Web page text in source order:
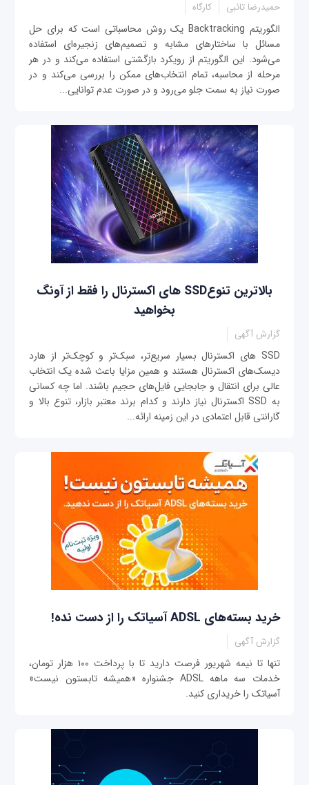
حمیدرضا تائبی کارگاه
الگوریتم Backtracking یک روش محاسباتی است که برای حل
مسائل با ساختارهای مشابه و تصمیم‌های زنجیره‌ای استفاده
می‌شود. این الگوریتم از رویکرد بازگشتی استفاده می‌کند و در هر
مرحله از محاسبه، تمام انتخاب‌های ممکن را بررسی می‌کند و در
صورت نیاز به سمت جلو می‌رود و در صورت عدم توانایی...
بالاترین تنوعSSD های اکسترنال را فقط از آونگ
بخواهید
گزارش آگهی
SSD های اکسترنال بسیار سریع‌تر، سبک‌تر و کوچک‌تر از هارد
دیسک‌های اکسترنال هستند و همین مزایا باعث شده یک انتخاب
عالی برای انتقال و جابجایی فایل‌های حجیم باشند. اما چه کسانی
به SSD اکسترنال نیاز دارند و کدام برند معتبر بازار، تنوع بالا و
گارانتی قابل اعتمادی در این زمینه ارائه...
خرید بسته‌های ADSL آسیاتک را از دست نده!
گزارش آگهی
تنها تا نیمه شهریور فرصت دارید تا با پرداخت ۱۰۰ هزار تومان،
خدمات سه ماهه ADSL جشنواره «همیشه تابستون نیست»
آسیاتک را خریداری کنید.